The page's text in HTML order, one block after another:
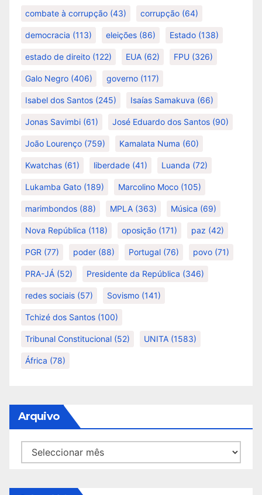
combate à corrupção (43) corrupção (64)
democracia (113) eleições (86) Estado (138)
estado de direito (122) EUA (62) FPU (326)
Galo Negro (406) governo (117)
Isabel dos Santos (245) Isaías Samakuva (66)
Jonas Savimbi (61) José Eduardo dos Santos (90)
João Lourenço (759) Kamalata Numa (60)
Kwatchas (61) liberdade (41) Luanda (72)
Lukamba Gato (189) Marcolino Moco (105)
marimbondos (88) MPLA (363) Música (69)
Nova República (118) oposição (171) paz (42)
PGR (77) poder (88) Portugal (76) povo (71)
PRA-JÁ (52) Presidente da República (346)
redes sociais (57) Sovismo (141)
Tchizé dos Santos (100)
Tribunal Constitucional (52) UNITA (1583)
África (78)
Arquivo
Arquivo